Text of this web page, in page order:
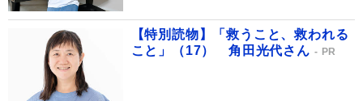
【特別読物】「救うこと、救われる
こと」（17） 角田光代さん
PR